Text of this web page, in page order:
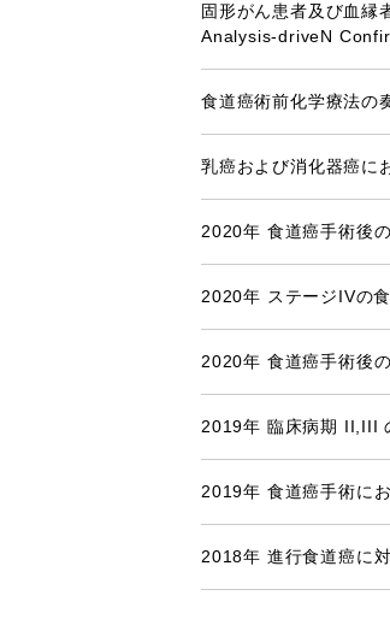
固形がん患者及び血縁
Analysis-driveN
食道癌術前化学療法の
乳癌および消化器癌に
2020年 食道癌手術後
2020年 ステージIVの
2020年 食道癌手術後
2019年 臨床病期 II,III
2019年 食道癌手術に
2018年 進行食道癌に